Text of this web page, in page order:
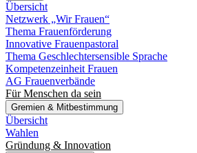
Übersicht
Netzwerk „Wir Frauen“
Thema Frauenförderung
Innovative Frauenpastoral
Thema Geschlechtersensible Sprache
Kompetenzeinheit Frauen
AG Frauenverbände
Für Menschen da sein
Gremien & Mitbestimmung
Übersicht
Wahlen
Gründung & Innovation